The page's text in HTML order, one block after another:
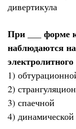
дивертикула
При ___ форме
наблюдаются
1)
2)
3) спаечной
4) динамической